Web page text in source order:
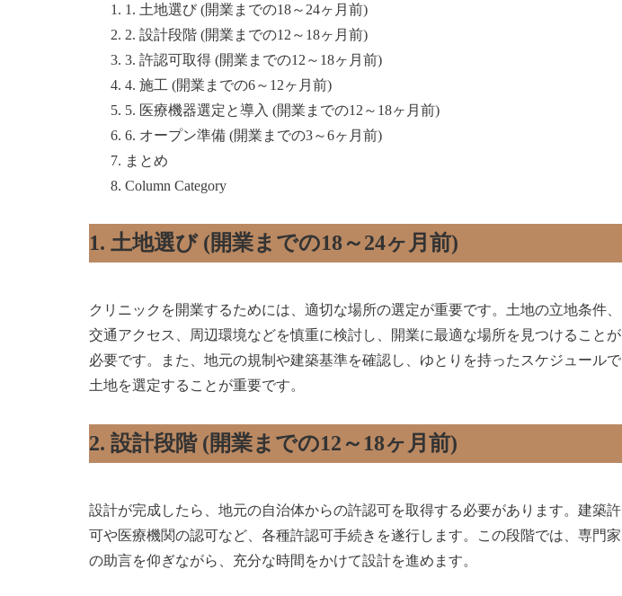
1. 土地選び (開業までの18～24ヶ月前)
2. 設計段階 (開業までの12～18ヶ月前)
3. 許認可取得 (開業までの12～18ヶ月前)
4. 施工 (開業までの6～12ヶ月前)
5. 医療機器選定と導入 (開業までの12～18ヶ月前)
6. オープン準備 (開業までの3～6ヶ月前)
まとめ
Column Category
1. 土地選び (開業までの18～24ヶ月前)
クリニックを開業するためには、適切な場所の選定が重要です。土地の立地条件、
交通アクセス、周辺環境などを慎重に検討し、開業に最適な場所を見つけることが
必要です。また、地元の規制や建築基準を確認し、ゆとりを持ったスケジュールで
土地を選定することが重要です。
2. 設計段階 (開業までの12～18ヶ月前)
設計が完成したら、地元の自治体からの許認可を取得する必要があります。建築許
可や医療機関の認可など、各種許認可手続きを遂行します。この段階では、専門家
の助言を仰ぎながら、充分な時間をかけて設計を進めます。